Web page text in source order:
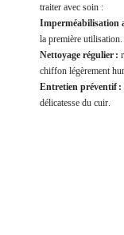
traiter avec soin :
Imperméabilisation
la première utilisation.
Nettoyage régulier :
chiffon légèrement
Entretien préventif :
délicatesse du cuir.